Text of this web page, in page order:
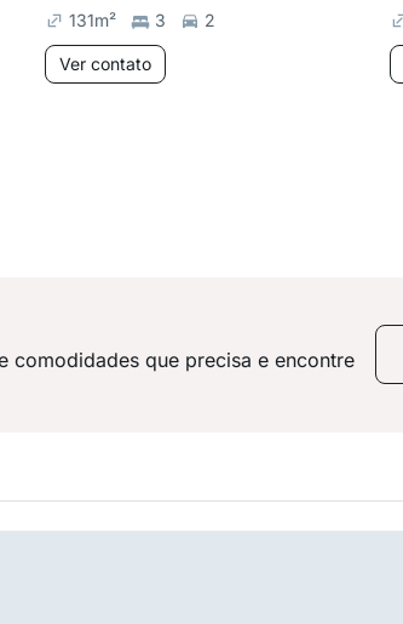
131m² 3 2
Ver contato
comodidades que precisa e encontre